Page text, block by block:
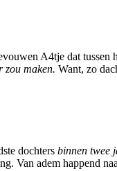
A4tje dat
zou maken. Want, zo
dochters binnen twee
Van adem happend